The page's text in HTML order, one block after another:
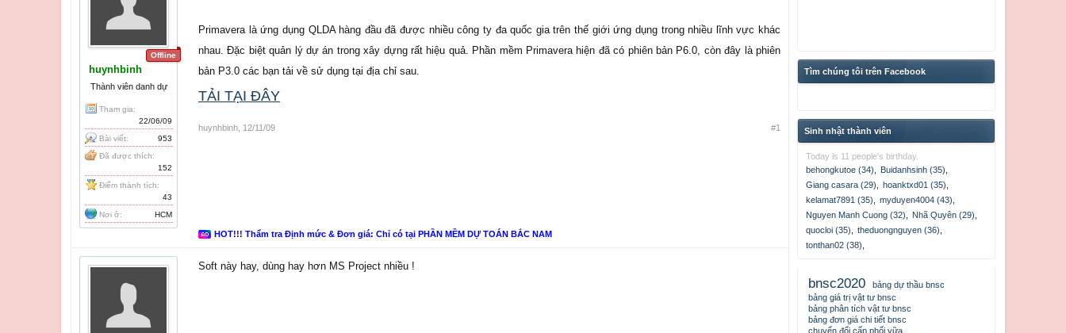
Offline
huynhbinh
Thành viên danh dự
Tham gia:
22/06/09
Bài viết:
953
Đã được thích:
152
Điểm thành tích:
43
Nơi ở:
HCM
Primavera là ứng dụng QLDA hàng đầu đã được nhiều công ty đa quốc gia trên thế giới ứng dụng trong nhiều lĩnh vực khác
nhau. Đặc biệt quản lý dự án trong xây dựng rất hiệu quả. Phần mềm Primavera hiện đã có phiên bản P6.0, còn đây là phiên
bản P3.0 các bạn tải về sử dụng tại địa chỉ sau.
TẢI TẠI ĐÂY
huynhbinh 12/11/09 #1
HOT!!! Thẩm tra Định mức & Đơn giá: Chỉ có tại PHẦN MỀM DỰ TOÁN BẮC NAM
Soft này hay, dùng hay hơn MS Project nhiều !
Tìm chúng tôi trên Facebook
Sinh nhật thành viên
Today is 11 people's birthday.
behongkutoe (34)
Buidanhsinh (35)
Giang casara (29)
hoanktxd01 (35)
kelamat7891 (35)
myduyen4004 (43)
Nguyen Manh Cuong (32)
Nhã Quyên (29)
quocloi (35)
theduongnguyen (36)
tonthan02 (38)
bnsc2020
bảng dự thầu bnsc
bảng giá trị vật tư bnsc
bảng phân tích vật tư bnsc
bảng đơn giá chi tiết bnsc
chuyển đổi cấp phối vữa